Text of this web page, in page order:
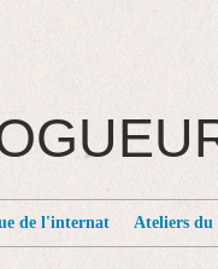
de l'internat Ateliers du